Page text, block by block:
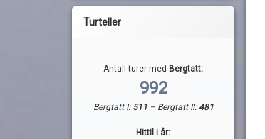
Turteller
Antall turer med Bergtatt:
992
Bergtatt I: 511 – Bergtatt II:481
Hittil i år: